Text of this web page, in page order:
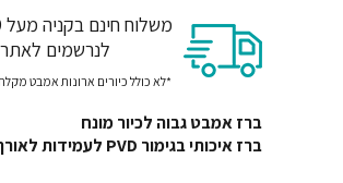
משלוח חינם בקניה מעל 399 ש"ח
לנרשמים לאתר
*לא כולל כיורים ארונות אמבט
ברז אמבט גבוה לכיור מונח
ברז איכותי בגימור PVD לעמידות לאורך שנים